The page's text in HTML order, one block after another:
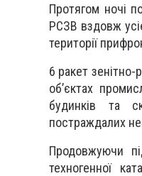
Протягом ночі
РСЗВ вздовж
території
6 ракет
об’єктах
будинків та
постраждалих
Продовжуючи
техногенної